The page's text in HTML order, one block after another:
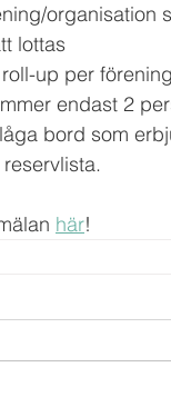
organisation
lottas
up per
endast 2
bord som
här!